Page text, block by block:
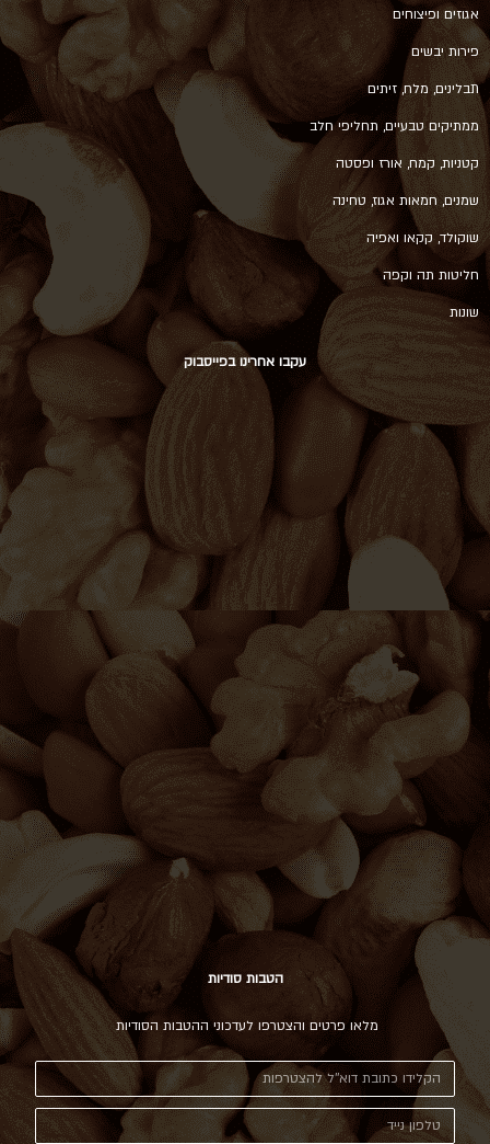
אגוזים ופיצוחים
פירות יבשים
תבלינים, מלח, זיתים
ממתיקים טבעיים, תחליפי חלב
קטניות, קמח, אורז ופסטה
שמנים, חמאות אגוז, טחינה
שוקולד, קקאו ואפיה
חליטות תה וקפה
שונות
עקבו אחרינו בפייסבוק
הטבות סודיות
מלאו פרטים והצטרפו לעדכוני ההטבות הסודיות